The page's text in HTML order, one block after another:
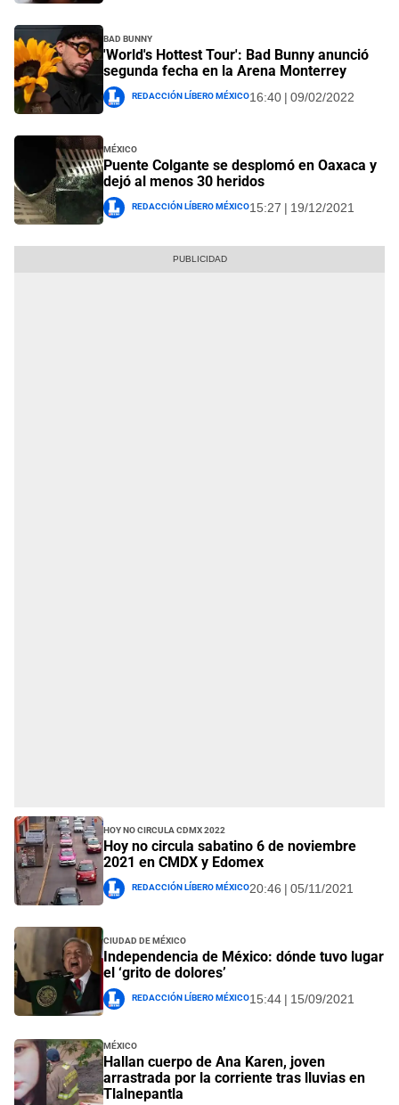
Bad Bunny
'World's Hottest Tour': Bad Bunny anunció
segunda fecha en la Arena Monterrey
Redacción Líbero México16:40 | 09/02/2022
México
Puente Colgante se desplomó en Oaxaca y
dejó al menos 30 heridos
Redacción Líbero México15:27 | 19/12/2021
Hoy no circula CDMX 2022
Hoy no circula sabatino 6 de noviembre
2021 en CMDX y Edomex
Redacción Líbero México20:46 | 05/11/2021
Ciudad de México
Independencia de México: dónde tuvo lugar
el ‘grito de dolores’
Redacción Líbero México15:44 | 15/09/2021
México
Hallan cuerpo de Ana Karen, joven
arrastrada por la corriente tras lluvias en
Tlalnepantla